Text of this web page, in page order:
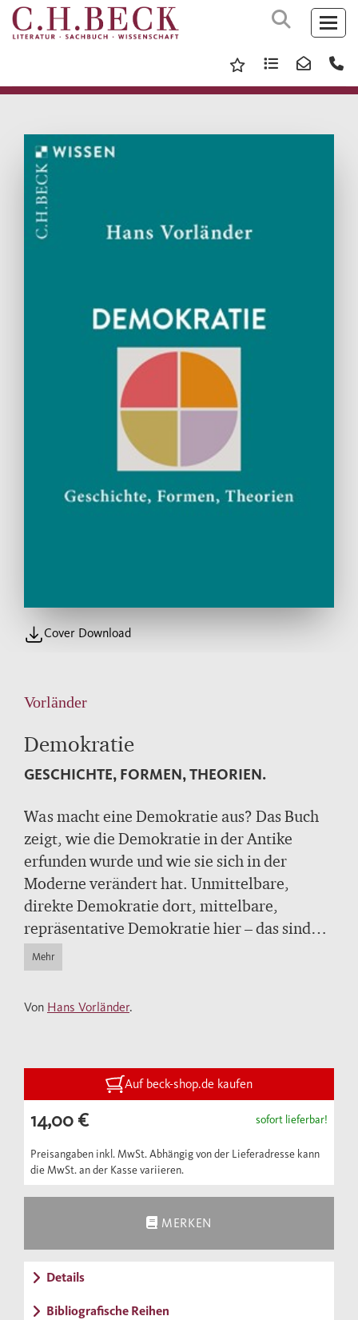
Cover Download
Vorländer
Demokratie
GESCHICHTE, FORMEN, THEORIEN.
Was macht eine Demokratie aus? Das Buch
zeigt, wie die Demokratie in der Antike
erfunden wurde und wie sie sich in der
Moderne verändert hat. Unmittelbare,
direkte Demokratie dort, mittelbare,
repräsentative Demokratie hier – das sind
die Grundformen. Darüber hinaus
unterscheiden sich theoretische Modelle und
Der Band erörtert alle zentralen
Demokratie.
Mehr
Von Hans Vorländer.
Auf beck-shop.de kaufen
14,00 € sofort lieferbar!
Preisangaben inkl. MwSt. Abhängig von der Lieferadresse kann
die MwSt. an der Kasse variieren.
MERKEN
Details
Bibliografische Reihen